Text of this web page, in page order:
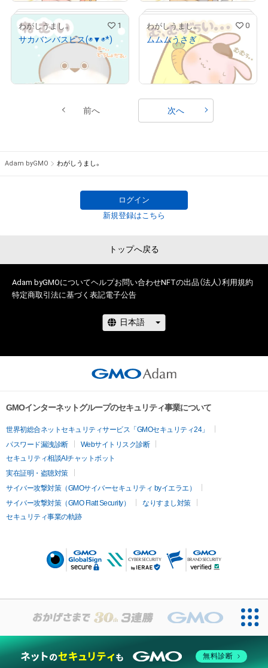
# 3/5 # 2/5
わがしうまし。 1
サカバンバスピス(◉▼◉*)
500
売出し（初回販売）
わがしうまし。 0
ムムムうさぎ
500
売出し（初回販売）
前へ 次へ
Adam byGMO わがしうまし。
ログイン
新規登録はこちら
トップへ戻る
Adam byGMOについてヘルプお問い合わせNFTの出品（法人）利用規約
特定商取引法に基づく表記電子公告
GMOインターネットグループのセキュリティ事業について
世界初総合ネットセキュリティサービス「GMOセキュリティ24」
パスワード漏洩診断
Webサイトリスク診断
セキュリティ相談AIチャットボット
実在証明・盗聴対策
サイバー攻撃対策（GMOサイバーセキュリティ byイエラエ）
サイバー攻撃対策（GMO Flatt Security）
なりすまし対策
セキュリティ事業の軌跡
無料診断